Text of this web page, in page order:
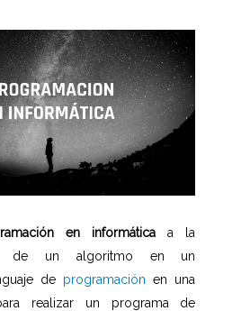
en informática a la
de un algoritmo en un
de programación en una
realizar un programa de